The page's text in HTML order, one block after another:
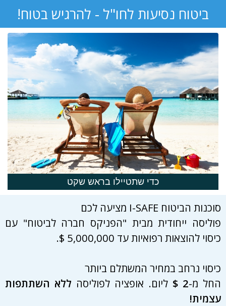
ביטוח נסיעות לחו"ל - להרגיש בטוח!
כדי שתטיילו בראש שקט
סוכנות הביטוח I-SAFE מציעה לכם
פוליסה ייחודית מבית "הפניקס חברה לביטוח" עם
כיסוי להוצאות רפואיות עד 5,000,000 $.
כיסוי נרחב במחיר המשתלם ביותר
החל מ-2 $ ליום. אופציה לפוליסה ללא השתתפות
עצמית!